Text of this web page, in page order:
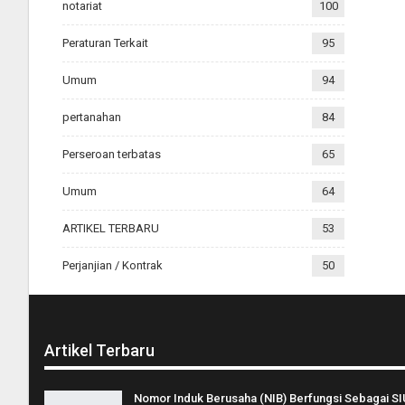
notariat 100
Peraturan Terkait 95
Umum 94
pertanahan 84
Perseroan terbatas 65
Umum 64
ARTIKEL TERBARU 53
Perjanjian / Kontrak 50
Artikel Terbaru
Nomor Induk Berusaha (NIB) Berfungsi Sebagai